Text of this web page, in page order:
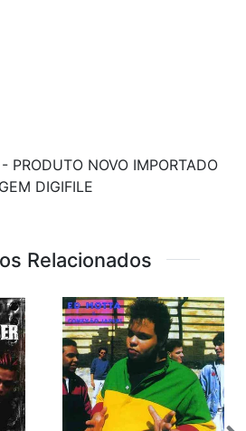
PRODUTO NOVO IMPORTADO
DIGIFILE
Relacionados